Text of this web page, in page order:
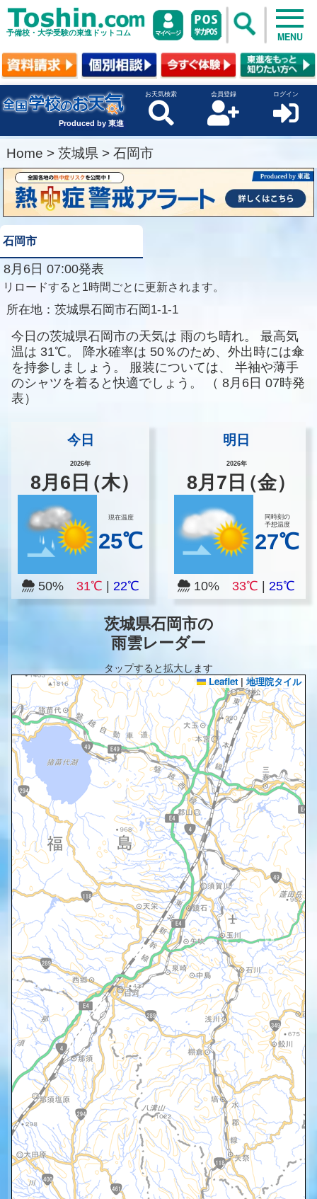
予備校・大学受験の東進ドットコム MENU
Produced by 東進
お天気検索 会員登録 ログイン
Home > 茨城県 > 石岡市
石岡市
8月6日 07:00発表
リロードすると1時間ごとに更新されます。
所在地： 茨城県石岡市石岡1-1-1
今日の茨城県石岡市の天気は 雨のち晴れ。
最高気
温は 31℃。 降水確率は 50％のため、外出時には傘
を持参しましょう。
服装については、
半袖や薄手
のシャツを着ると快適でしょう。
（ 8月6日 07時発
表）
今日
2026年
8月 6 日（木）
現在温度
25℃
50% 31℃ 22℃
明日
2026年
8月 7 日（金）
同時刻の
予想温度
27℃
10% 33℃ |25℃
茨城県石岡市の
雨雲レーダー
タップすると拡大します
Leaflet | 地理院タイル